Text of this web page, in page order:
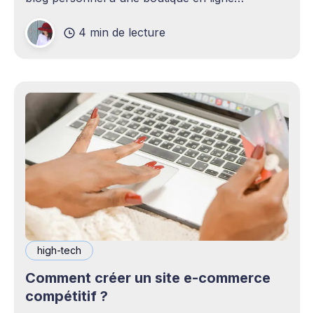
elle, s’accompagne de défis techniques
considérables. Au cœur de ces enjeux se trouve
4 min de lecture
high-tech
Comment créer un site e-commerce
compétitif ?